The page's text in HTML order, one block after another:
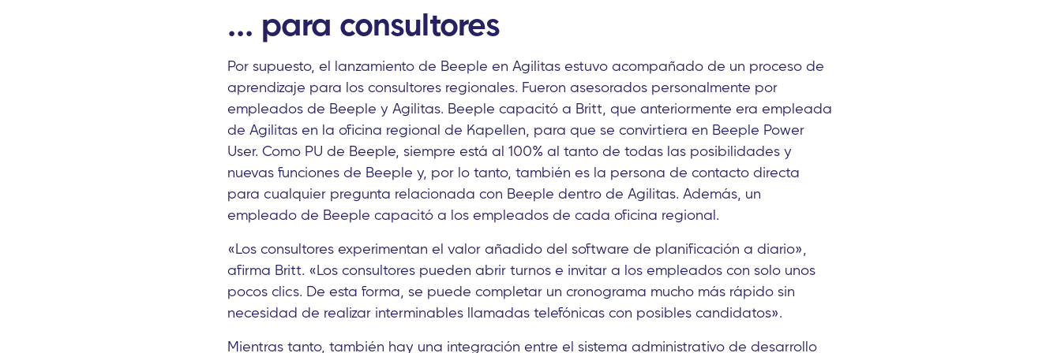
... para consultores
Por supuesto, el lanzamiento de Beeple en Agilitas estuvo acompañado de un proceso de
aprendizaje para los consultores regionales. Fueron asesorados personalmente por
empleados de Beeple y Agilitas. Beeple capacitó a Britt, que anteriormente era empleada
de Agilitas en la oficina regional de Kapellen, para que se convirtiera en Beeple Power
User. Como PU de Beeple, siempre está al 100% al tanto de todas las posibilidades y
nuevas funciones de Beeple y, por lo tanto, también es la persona de contacto directa
para cualquier pregunta relacionada con Beeple dentro de Agilitas. Además, un
empleado de Beeple capacitó a los empleados de cada oficina regional.
«Los consultores experimentan el valor añadido del software de planificación a diario»,
afirma Britt. «Los consultores pueden abrir turnos e invitar a los empleados con solo unos
pocos clics. De esta forma, se puede completar un cronograma mucho más rápido sin
necesidad de realizar interminables llamadas telefónicas con posibles candidatos».
Mientras tanto, también hay una integración entre el sistema administrativo de desarrollo